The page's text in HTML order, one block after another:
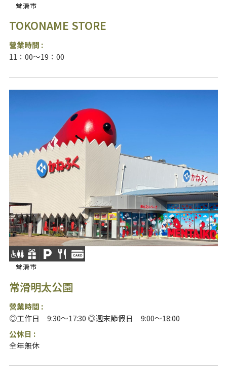
常滑市
TOKONAME STORE
營業時間 :
11：00～19：00
常滑市
常滑明太公園
營業時間 :
◎工作日 9:30～17:30 ◎週末節假日 9:00～18:00
公休日 :
全年無休